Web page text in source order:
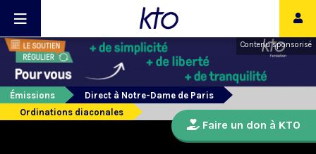
Contenu sponsorisé
Émissions
Direct à Notre-Dame de Paris
Ordinations diaconales
Faire un don à KTO